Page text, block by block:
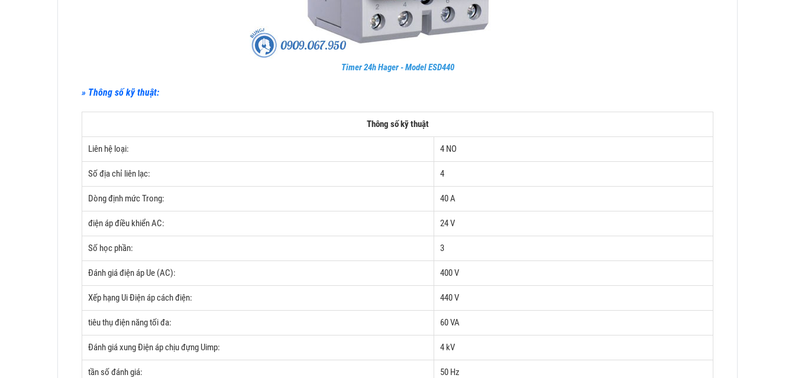
Timer 24h Hager - Model ESD440
» Thông số kỹ thuật:
Thông số kỹ thuật
Liên hệ loại: 4 NO
Số địa chỉ liên lạc: 4
Dòng định mức Trong: 40 A
điện áp điều khiển AC: 24 V
Số học phần: 3
Đánh giá điện áp Ue (AC): 400 V
Xếp hạng Ui Điện áp cách điện: 440 V
tiêu thụ điện năng tối đa: 60 VA
Đánh giá xung Điện áp chịu đựng Uimp: 4 kV
tần số đánh giá: 50 Hz